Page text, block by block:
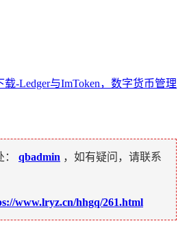
载-Ledger与ImToken，数字货币管理
qbadmin ，如有疑问，请联系
www.lryz.cn/hhgq/261.html